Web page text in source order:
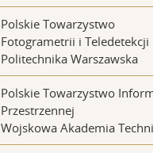
Polskie Towarzystwo
Fotogrametrii i Teledetekcji
Politechnika Warszawska
Polskie Towarzystwo
Przestrzennej
Wojskowa Akademia